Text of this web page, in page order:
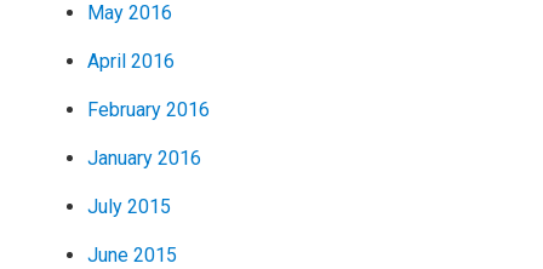
May 2016
April 2016
February 2016
January 2016
July 2015
June 2015